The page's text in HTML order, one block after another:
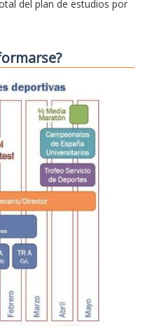
del plan de estudios por